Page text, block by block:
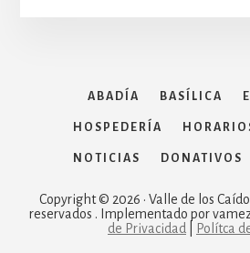
ABADÍA BASÍLICA
HOSPEDERÍA
NOTICIAS DONATIVOS
Copyright © 2026 · Valle de los
reservados . Implementado por vamez
de Privacidad
Polítca